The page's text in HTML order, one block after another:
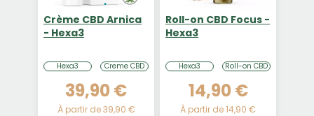
Crème CBD Arnica
- Hexa3
Hexa3 Creme CBD
39,90 €
À partir de 39,90 €
Roll-on CBD Focus -
Hexa3
Hexa3 Roll-on CBD
14,90 €
À partir de 14,90 €